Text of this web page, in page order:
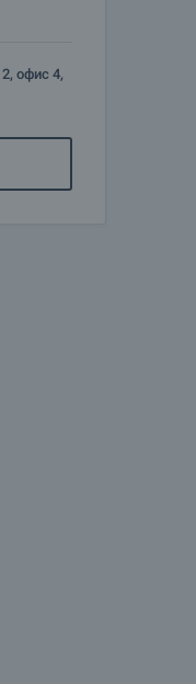
офис 4,